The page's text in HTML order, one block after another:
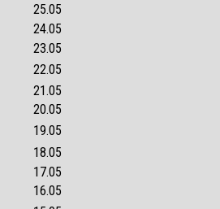
25.05
24.05
23.05
22.05
21.05
20.05
19.05
18.05
17.05
16.05